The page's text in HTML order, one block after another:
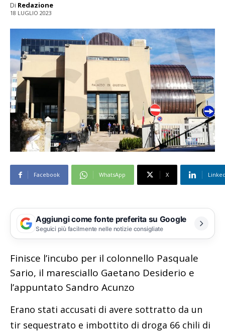
Di Redazione
18 LUGLIO 2023
Facebook WhatsApp X
Aggiungi come fonte preferita su Google
Seguici più facilmente nelle notizie consigliate
Finisce l’incubo per il colonnello Pasquale
Sario, il maresciallo Gaetano Desiderio e
l’appuntato Sandro Acunzo
Erano stati accusati di avere sottratto da un
tir sequestrato e imbottito di droga 66 chili di